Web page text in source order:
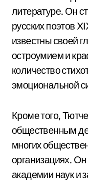
литературе. Он
русских поэтов
известны своей
остроумием и
количество
эмоциональной
Кроме того,
общественным
многих
организациях.
академии наук и